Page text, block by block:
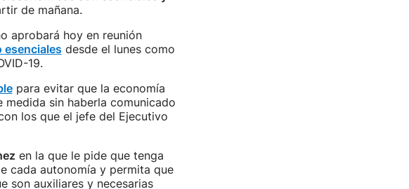
de mañana.
aprobará hoy en reunión
esencialesdesde el lunes como
19.
para evitar que la economía
medida sin haberla comunicado
los que el jefe del Ejecutivo
en la que le pide que tenga
cada autonomía y permita que
son auxiliares y necesarias